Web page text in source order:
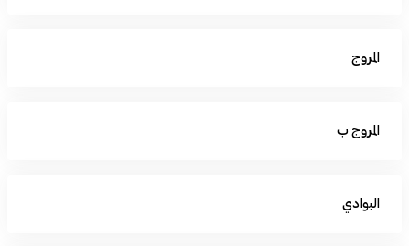
المروج
المروج ب
البوادي